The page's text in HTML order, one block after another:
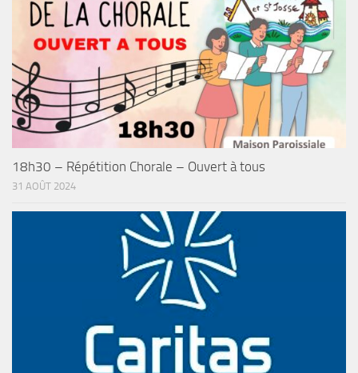
18h30 – Répétition Chorale – Ouvert à tous
31 AOÛT 2024